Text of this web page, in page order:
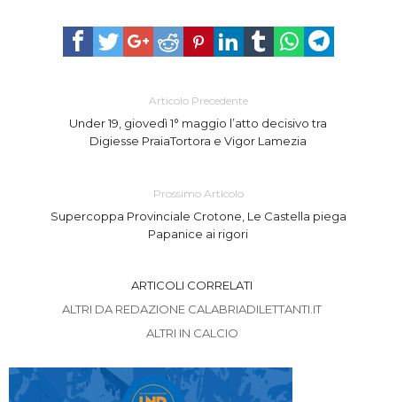
Articolo Precedente
Under 19, giovedì 1° maggio l’atto decisivo tra
Digiesse PraiaTortora e Vigor Lamezia
Prossimo Articolo
Supercoppa Provinciale Crotone, Le Castella piega
Papanice ai rigori
ARTICOLI CORRELATI
ALTRI DA REDAZIONE CALABRIADILETTANTI.IT
ALTRI IN CALCIO